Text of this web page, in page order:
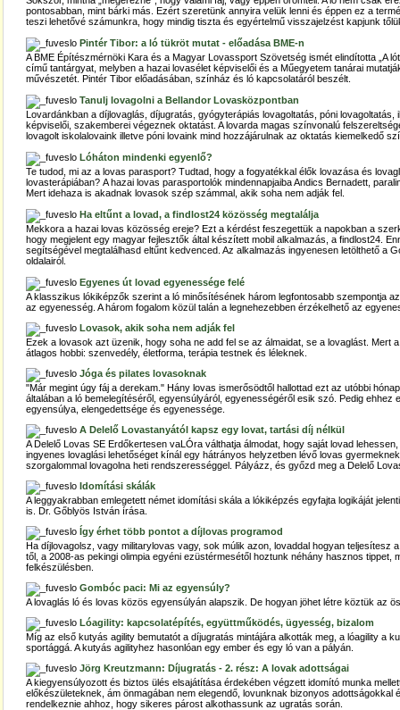
pontosabban, mint bárki más. Ezért szeretünk annyira velük lenni és éppen ez a
teszi lehetővé számunkra, hogy mindig tiszta és egyértelmű visszajelzést kapjunk
Pintér Tibor: a ló tükröt mutat - előadása BME-n
A BME Építészmérnöki Kara és a Magyar Lovassport Szövetség ismét elindította „A
című tantárgyat, melyben a hazai lovasélet képviselői és a Műegyetem tanárai
művészetét. Pintér Tibor előadásában, színház és ló kapcsolatáról beszélt.
Tanulj lovagolni a Bellandor Lovasközpontban
Lovardánkban a díjlovaglás, díjugratás, gyógyterápiás lovagoltatás, póni lovagoltatás,
képviselői, szakemberei végeznek oktatást. A lovarda magas színvonalú
lovagolt iskolalovaink illetve póni lovaink mind hozzájárulnak az oktatás kiemelkedő
Lóháton mindenki egyenlő?
Te tudod, mi az a lovas parasport? Tudtad, hogy a fogyatékkal élők lovazása és
lovasterápiában? A hazai lovas parasportolók mindennapjaiba Andics Bernadett,
Mert idehaza is akadnak lovasok szép számmal, akik soha nem adják fel.
Ha eltűnt a lovad, a findlost24 közösség megtalálja
Mekkora a hazai lovas közösség ereje? Ezt a kérdést feszegettük a napokban a
hogy megjelent egy magyar fejlesztők által készített mobil alkalmazás, a findlost24.
segítségével megtalálhasd eltűnt kedvenced. Az alkalmazás ingyenesen letölthető a
oldalairól.
Egyenes út lovad egyenessége felé
A klasszikus lókiképzők szerint a ló minősítésének három legfontosabb szempontja
az egyenesség. A három fogalom közül talán a legnehezebben érzékelhető az
Lovasok, akik soha nem adják fel
Ezek a lovasok azt üzenik, hogy soha ne add fel se az álmaidat, se a lovaglást. Mert
átlagos hobbi: szenvedély, életforma, terápia testnek és léleknek.
Jóga és pilates lovasoknak
"Már megint úgy fáj a derekam." Hány lovas ismerősödtől hallottad ezt az utóbbi
általában a ló bemelegítéséről, egyensúlyáról, egyenességéről esik szó. Pedig ehhez
egyensúlya, elengedettsége és egyenessége.
A Delelő Lovastanyától kapsz egy lovat, tartási díj nélkül
A Delelő Lovas SE Erdőkertesen vaLÓra válthatja álmodat, hogy saját lovad
ingyenes lovaglási lehetőséget kínál egy hátrányos helyzetben lévő lovas
szorgalommal lovagolna heti rendszerességgel. Pályázz, és győzd meg a Delelő
Idomítási skálák
A leggyakrabban emlegetett német idomítási skála a lókiképzés egyfajta logikáját
is. Dr. Gőblyös István írása.
Így érhet több pontot a díjlovas programod
Ha díjlovagolsz, vagy militarylovas vagy, sok múlik azon, lovaddal hogyan teljesítesz
től, a 2008-as pekingi olimpia egyéni ezüstérmesétől hoztunk néhány hasznos tippet,
felkészülésben.
Gombóc paci: Mi az egyensúly?
A lovaglás ló és lovas közös egyensúlyán alapszik. De hogyan jöhet létre köztük az
Lóagility: kapcsolatépítés, együttműködés, ügyesség, bizalom
Míg az első kutyás agility bemutatót a díjugratás mintájára alkották meg, a lóagility a
sportággá. A kutyás agilityhez hasonlóan egy ember és egy ló van a pályán.
Jörg Kreutzmann: Díjugratás - 2. rész: A lovak adottságai
A kiegyensúlyozott és biztos ülés elsajátítása érdekében végzett idomító munka
előkészületeknek, ám önmagában nem elegendő, lovunknak bizonyos adottságokkal
rendelkeznie ahhoz, hogy sikeres párost alkothassunk az ugratás során.